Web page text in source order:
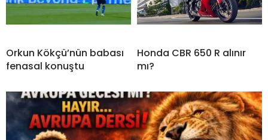
Orkun Kökçü’nün babası
fenasal konuştu
Honda CBR 650 R alınır
mı?